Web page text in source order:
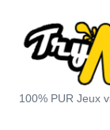
T
100% PUR Jeux